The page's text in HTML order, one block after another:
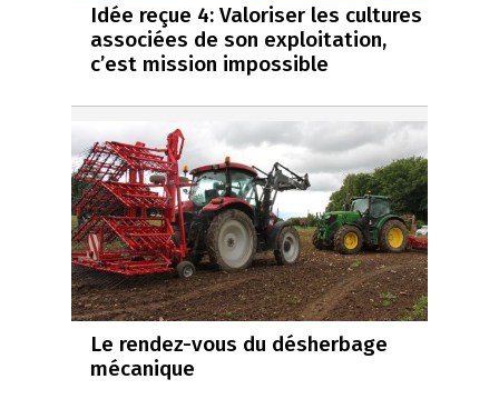
Idée reçue 4: Valoriser les cultures
associées de son exploitation,
c’est mission impossible
Le rendez-vous du désherbage
mécanique